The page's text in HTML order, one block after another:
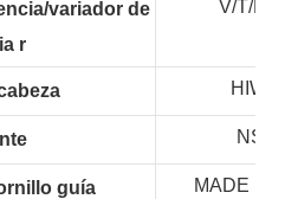
variador de
r
V/T/
guía MADE IN